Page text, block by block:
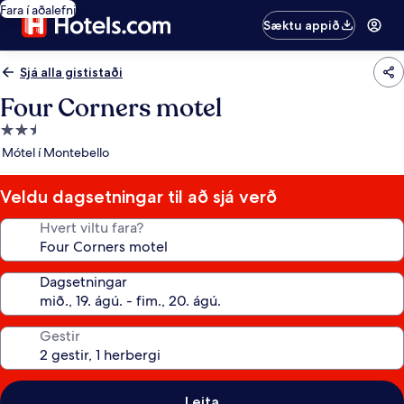
Fara í aðalefni
Sæktu appið
Sjá alla gististaði
Four Corners motel
2.5
stjörnu
Mótel í Montebello
Veldu dagsetningar til að sjá verð
Hvert viltu fara?
Dagsetningar
Gestir